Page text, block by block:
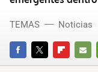
FACEBOOKTWITTERFLIPBOARD
E-
TEMAS Noticias